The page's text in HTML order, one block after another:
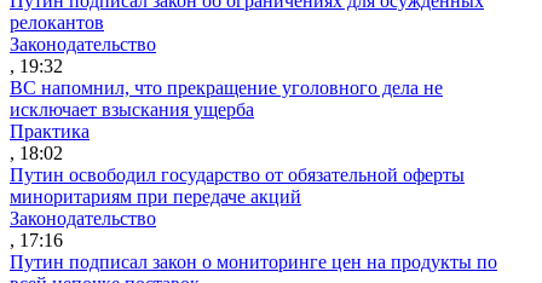
релокантов
Законодательство
, 19:32
ВС напомнил, что прекращение уголовного дела не
исключает взыскания ущерба
Практика
, 18:02
Путин освободил государство от обязательной оферты
миноритариям при передаче акций
Законодательство
, 17:16
Путин подписал закон о мониторинге цен на продукты по